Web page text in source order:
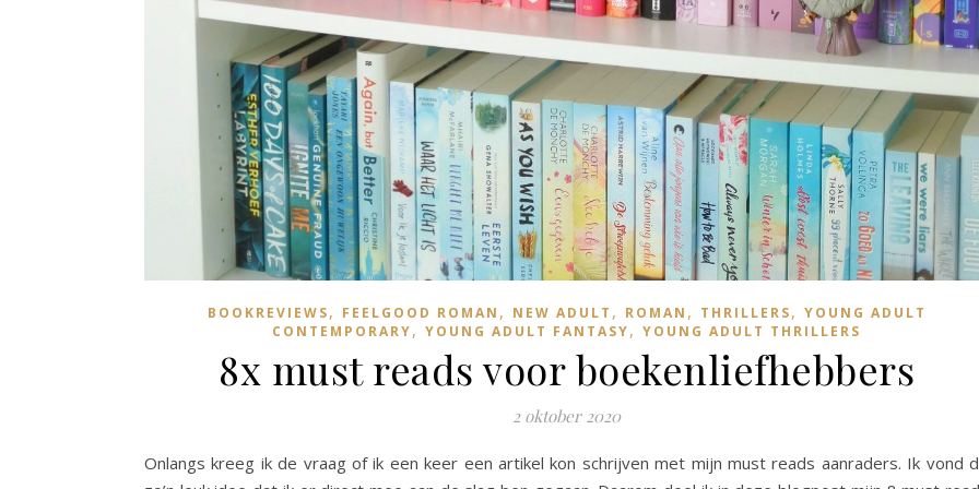
BOOKREVIEWS, FEELGOOD ROMAN , NEW ADULT , ROMAN , THRILLERS, YOUNG ADULT
CONTEMPORARY, YOUNG ADULT FANTASY, YOUNG ADULT THRILLERS
8x must reads voor boekenliefhebbers
2 oktober 2020
Onlangs kreeg ik de vraag of ik een keer een artikel kon schrijven met mijn must reads aanraders. Ik vond